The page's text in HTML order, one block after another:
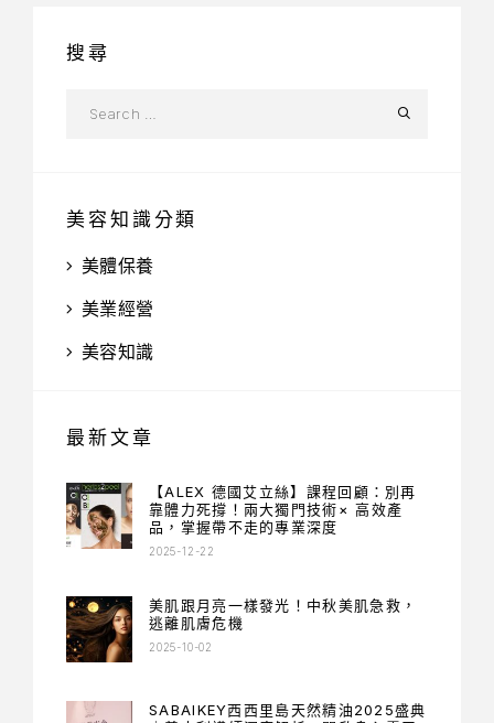
搜尋
美容知識分類
美體保養
美業經營
美容知識
最新文章
【ALEX 德國艾立絲】課程回顧：別再
靠體力死撐！兩大獨門技術× 高效產
品，掌握帶不走的專業深度
2025-12-22
美肌跟月亮一樣發光！中秋美肌急救，
逃離肌膚危機
2025-10-02
SABAIKEY西西里島天然精油2025盛典